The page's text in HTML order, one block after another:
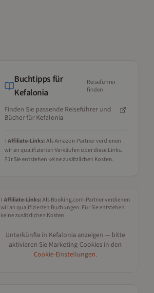
Buchtipps für
Kefalonia
Reiseführer
finden
Finden Sie passende Reiseführer und
Bücher für Kefalonia
ℹ️ Affiliate-Links:Als Amazon-Partner verdienen
wir an qualifizierten Verkäufen über diese Links.
Für Sie entstehen keine zusätzlichen Kosten.
ℹ️ Affiliate-Links:Als Booking.com-Partner verdienen
wir an qualifizierten Buchungen. Für Sie entstehen
keine zusätzlichen Kosten.
Unterkünfte in Kefalonia anzeigen — bitte
aktivieren Sie Marketing-Cookies in den
Cookie-Einstellungen.